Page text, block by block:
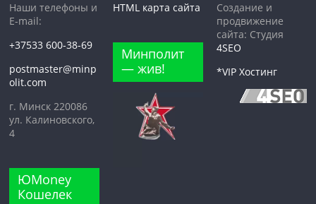
Наши телефоны и
E-mail:
+37533 600-38-69
postmaster@minp
olit.com
г. Минск 220086
ул. Калиновского,
4
ЮMoney
Кошелек
HTML карта сайта
Минполит
— жив!
Создание и
продвижение
сайта: Студия
4SEO
*VIP Хостинг